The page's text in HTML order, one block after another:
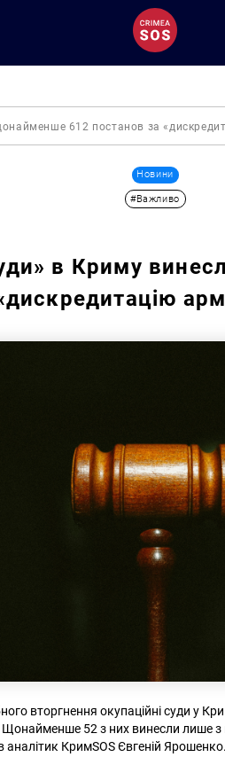
612 постанов за
Новини
#Важливо
в Криму
вторгнення окупаційні суди у
Щонайменше 52 з них винесли лише
КримSOS Євгеній Ярошенко.